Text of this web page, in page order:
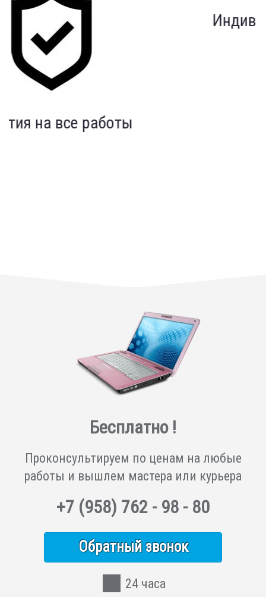
Индивидуальный подход
Бесплатно !
Проконсультируем по ценам на любые
работы и вышлем мастера или курьера
+7 (958) 762 - 98 - 80
Обратный звонок
24 часа